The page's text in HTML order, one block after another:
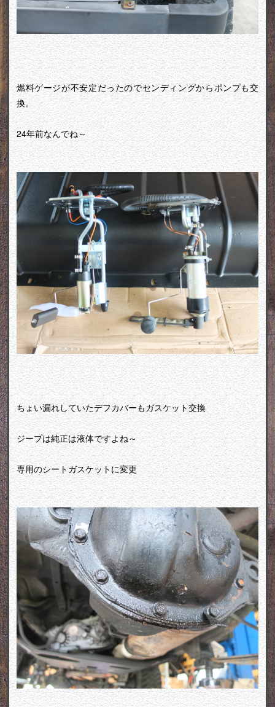
燃料ゲージが不安定だったのでセンディングからポンプも交
換。
24年前なんでね～
ちょい漏れしていたデフカバーもガスケット交換
ジープは純正は液体ですよね～
専用のシートガスケットに変更